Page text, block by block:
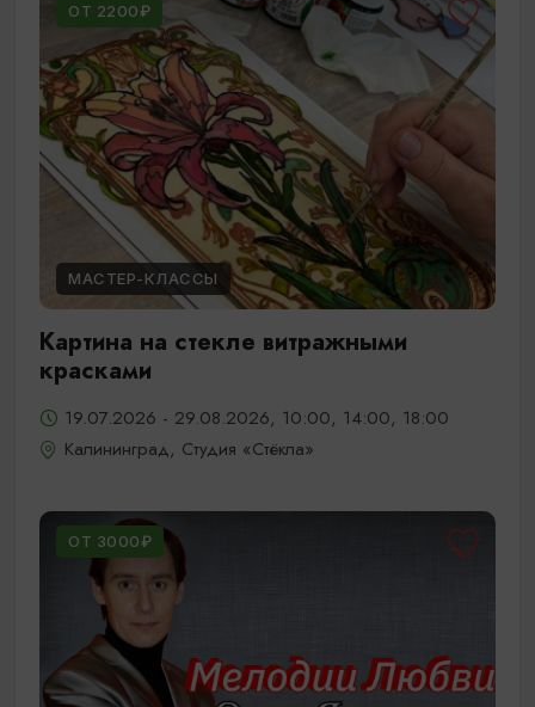
ОТ 2200₽
МАСТЕР-КЛАССЫ
Картина на стекле витражными
красками
19.07.2026 - 29.08.2026, 10:00, 14:00, 18:00
Калининград, Студия «Стёкла»
ОТ 3000₽